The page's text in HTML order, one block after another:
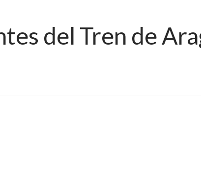
del Tren de